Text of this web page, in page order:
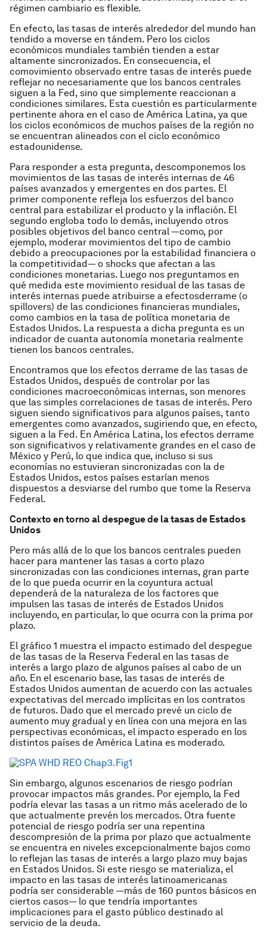
régimen cambiario es flexible.
En efecto, las tasas de interés alrededor del mundo han
tendido a moverse en tándem. Pero los ciclos
económicos mundiales también tienden a estar
altamente sincronizados. En consecuencia, el
comovimiento observado entre tasas de interés puede
reflejar no necesariamente que los bancos centrales
siguen a la Fed, sino que simplemente reaccionan a
condiciones similares. Esta cuestión es particularmente
pertinente ahora en el caso de América Latina, ya que
los ciclos económicos de muchos países de la región no
se encuentran alineados con el ciclo económico
estadounidense.
Para responder a esta pregunta, descomponemos los
movimientos de las tasas de interés internas de 46
países avanzados y emergentes en dos partes. El
primer componente refleja los esfuerzos del banco
central para estabilizar el producto y la inflación. El
segundo engloba todo lo demás, incluyendo otros
posibles objetivos del banco central —como, por
ejemplo, moderar movimientos del tipo de cambio
debido a preocupaciones por la estabilidad financiera o
la competitividad— o shocks que afectan a las
condiciones monetarias. Luego nos preguntamos en
qué medida este movimiento residual de las tasas de
interés internas puede atribuirse a efectosderrame (o
spillovers) de las condiciones financieras mundiales,
como cambios en la tasa de política monetaria de
Estados Unidos. La respuesta a dicha pregunta es un
indicador de cuanta autonomía monetaria realmente
tienen los bancos centrales.
Encontramos que los efectos derrame de las tasas de
Estados Unidos, después de controlar por las
condiciones macroeconómicas internas, son menores
que las simples correlaciones de tasas de interés. Pero
siguen siendo significativos para algunos países, tanto
emergentes como avanzados, sugiriendo que, en efecto,
siguen a la Fed. En América Latina, los efectos derrame
son significativos y relativamente grandes en el caso de
México y Perú, lo que indica que, incluso si sus
economías no estuvieran sincronizadas con la de
Estados Unidos, estos países estarían menos
dispuestos a desviarse del rumbo que tome la Reserva
Federal.
Contexto en torno al despegue de la tasas de Estados
Unidos
Pero más allá de lo que los bancos centrales pueden
hacer para mantener las tasas a corto plazo
sincronizadas con las condiciones internas, gran parte
de lo que pueda ocurrir en la coyuntura actual
dependerá de la naturaleza de los factores que
impulsen las tasas de interés de Estados Unidos
incluyendo, en particular, lo que ocurra con la prima por
plazo.
El gráfico 1 muestra el impacto estimado del despegue
de las tasas de la Reserva Federal en las tasas de
interés a largo plazo de algunos países al cabo de un
año. En el escenario base, las tasas de interés de
Estados Unidos aumentan de acuerdo con las actuales
expectativas del mercado implícitas en los contratos
de futuros. Dado que el mercado prevé un ciclo de
aumento muy gradual y en línea con una mejora en las
perspectivas económicas, el impacto esperado en los
distintos países de América Latina es moderado.
Sin embargo, algunos escenarios de riesgo podrían
provocar impactos más grandes. Por ejemplo, la Fed
podría elevar las tasas a un ritmo más acelerado de lo
que actualmente prevén los mercados. Otra fuente
potencial de riesgo podría ser una repentina
descompresión de la prima por plazo que actualmente
se encuentra en niveles excepcionalmente bajos como
lo reflejan las tasas de interés a largo plazo muy bajas
en Estados Unidos. Si este riesgo se materializa, el
impacto en las tasas de interés latinoamericanas
podría ser considerable —más de 160 puntos básicos en
ciertos casos— lo que tendría importantes
implicaciones para el gasto público destinado al
servicio de la deuda.